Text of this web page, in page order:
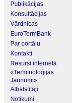
Publikācijas
Konsultācijas
Vārdnīcas
EuroTermBank
Par portālu
Kontakti
Resursi internetā
«Terminoloģijas
Jaunumi»
Atbalstītāji
Notikumi